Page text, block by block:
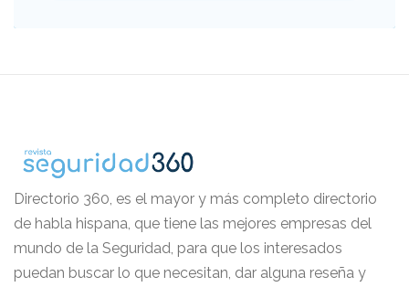
Directorio 360, es el mayor y más completo directorio
de habla hispana, que tiene las mejores empresas del
mundo de la Seguridad, para que los interesados
puedan buscar lo que necesitan, dar alguna reseña y